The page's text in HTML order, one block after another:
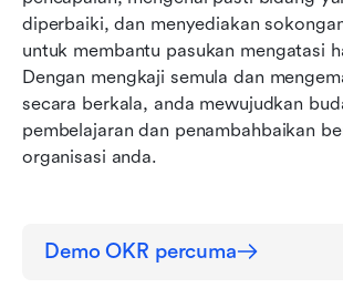
diperbaiki, dan menyediakan
untuk membantu pasukan mengatasi
Dengan mengkaji semula dan
secara berkala, anda mewujudkan
pembelajaran dan penambahbaikan
organisasi anda.
Demo OKR percuma